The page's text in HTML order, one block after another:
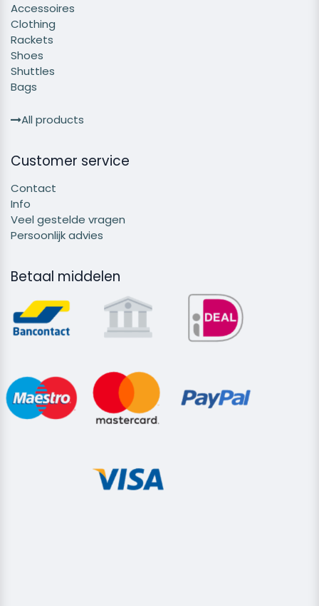
Accessoires
Clothing
Rackets
Shoes
Shuttles
Bags
All products
Customer service
Contact
Info
Veel gestelde vragen
Persoonlijk advies
Betaal middelen